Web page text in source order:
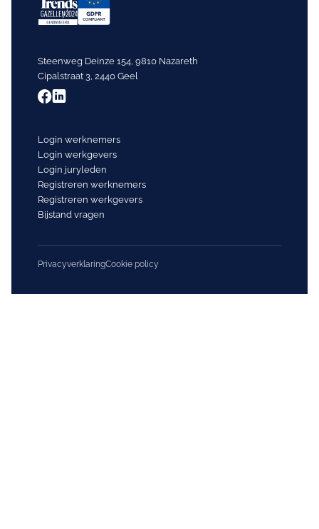
Steenweg Deinze 154, 9810 Nazareth
Cipalstraat 3, 2440 Geel
Login werknemers
Login werkgevers
Login juryleden
Registreren werknemers
Registreren werkgevers
Bijstand vragen
PrivacyverklaringCookie policy